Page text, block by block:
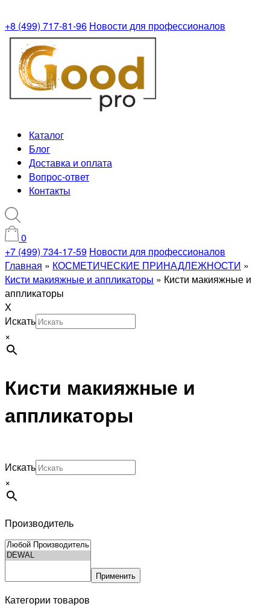
+8 (499) 717-81-96 Новости для профессионалов
Каталог
Блог
Доставка и оплата
Вопрос-ответ
Контакты
0
+7 (499) 734-17-59 Новости для профессионалов
Главная » КОСМЕТИЧЕСКИЕ ПРИНАДЛЕЖНОСТИ »
Кисти макияжные и аппликаторы » Кисти макияжные и
аппликаторы
X
Искать
×
Кисти макияжные и
аппликаторы
Искать
×
Производитель
Применить
Категории товаров